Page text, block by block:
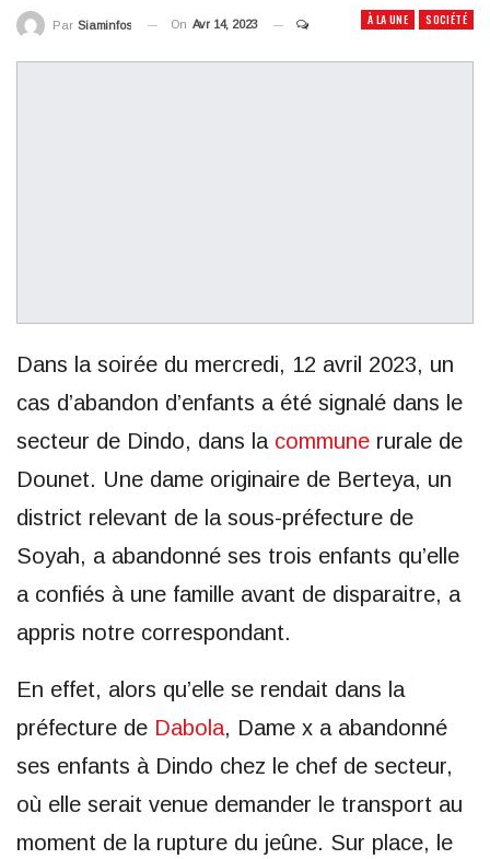
À LA UNE SOCIÉTÉ
Par Siaminfos On Avr 14, 2023
Dans la soirée du mercredi, 12 avril 2023, un
cas d’abandon d’enfants a été signalé dans le
secteur de Dindo, dans lacommune rurale de
Dounet. Une dame originaire de Berteya, un
district relevant de la sous-préfecture de
Soyah, a abandonné ses trois enfants qu’elle
a confiés à une famille avant de disparaitre, a
appris notre correspondant.
En effet, alors qu’elle se rendait dans la
préfecture de Dabola, Dame x a abandonné
ses enfants à Dindo chez le chef de secteur,
où elle serait venue demander le transport au
moment de la rupture du jeûne. Sur place, le